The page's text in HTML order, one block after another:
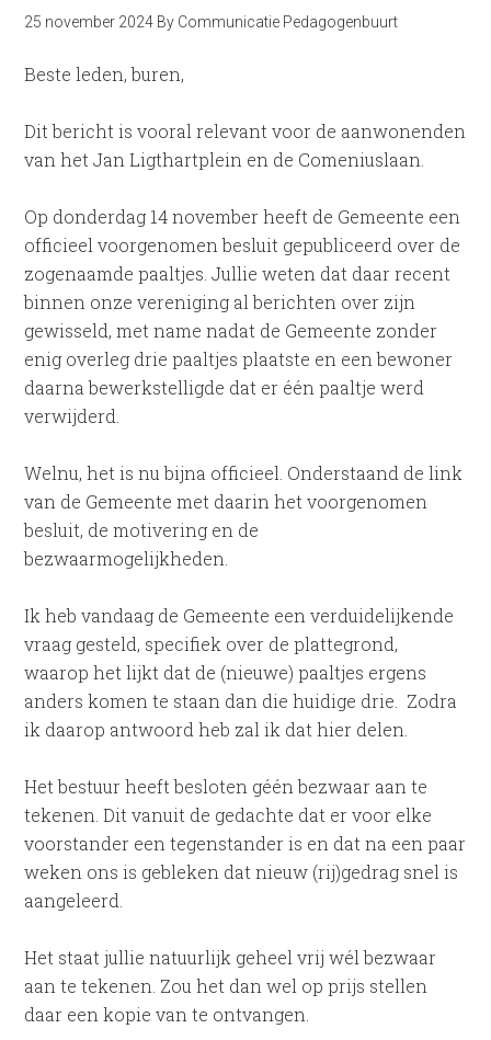
25 november 2024 By Communicatie Pedagogenbuurt
Beste leden, buren,
Dit bericht is vooral relevant voor de aanwonenden
van het Jan Ligthartplein en de Comeniuslaan.
Op donderdag 14 november heeft de Gemeente een
officieel voorgenomen besluit gepubliceerd over de
zogenaamde paaltjes. Jullie weten dat daar recent
binnen onze vereniging al berichten over zijn
gewisseld, met name nadat de Gemeente zonder
enig overleg drie paaltjes plaatste en een bewoner
daarna bewerkstelligde dat er één paaltje werd
verwijderd.
Welnu, het is nu bijna officieel. Onderstaand de link
van de Gemeente met daarin het voorgenomen
besluit, de motivering en de
bezwaarmogelijkheden.
Ik heb vandaag de Gemeente een verduidelijkende
vraag gesteld, specifiek over de plattegrond,
waarop het lijkt dat de (nieuwe) paaltjes ergens
anders komen te staan dan die huidige drie. Zodra
ik daarop antwoord heb zal ik dat hier delen.
Het bestuur heeft besloten géén bezwaar aan te
tekenen. Dit vanuit de gedachte dat er voor elke
voorstander een tegenstander is en dat na een paar
weken ons is gebleken dat nieuw (rij)gedrag snel is
aangeleerd.
Het staat jullie natuurlijk geheel vrij wél bezwaar
aan te tekenen. Zou het dan wel op prijs stellen
daar een kopie van te ontvangen.